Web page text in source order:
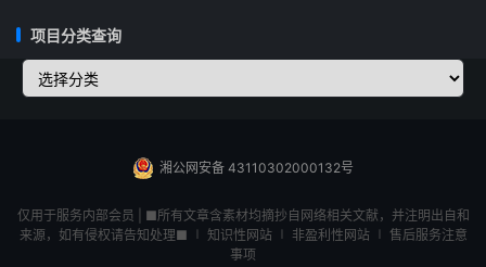
项目分类查询
湘公网安备 43110302000132号
仅用于服务内部会员 | ■所有文章含素材均摘抄自网络相关文献，并注明出自和
来源，如有侵权请告知处理■ ∣ 知识性网站 ∣ 非盈利性网站 ∣ 售后服务注意
事项